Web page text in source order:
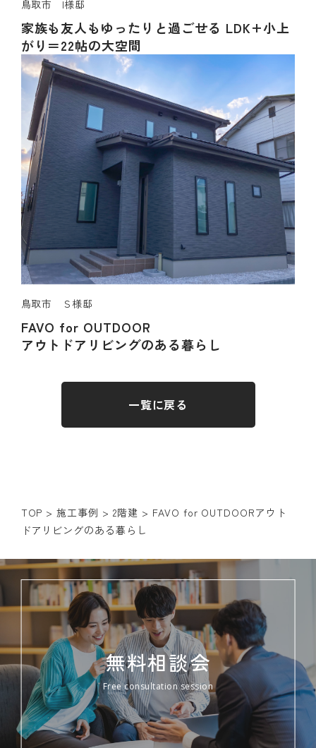
鳥取市 I様邸
家族も友人もゆったりと過ごせる LDK+小上
がり＝22帖の大空間
鳥取市 Ｓ様邸
FAVO for OUTDOOR
アウトドアリビングのある暮らし
一覧に戻る
TOP >施工事例 >2階建 > FAVO for OUTDOORアウト
ドアリビングのある暮らし
無料相談会
Free consultation session